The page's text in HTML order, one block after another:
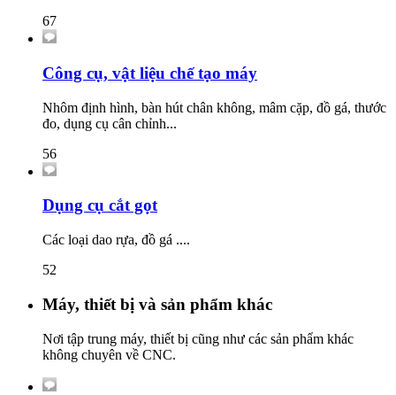
67
Công cụ, vật liệu chế tạo máy
Nhôm định hình, bàn hút chân không, mâm cặp, đồ gá, thước
đo, dụng cụ cân chỉnh...
56
Dụng cụ cắt gọt
Các loại dao rựa, đồ gá ....
52
Máy, thiết bị và sản phẩm khác
Nơi tập trung máy, thiết bị cũng như các sản phẩm khác
không chuyên về CNC.